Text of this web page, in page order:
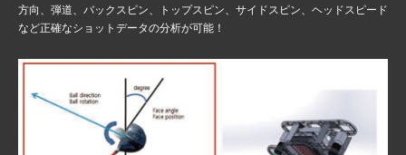
方向、弾道、バックスピン、トップスピン、サイドスピン、ヘッドスピード
など正確なショットデータの分析が可能！